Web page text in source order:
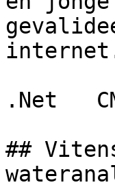
.Net
##